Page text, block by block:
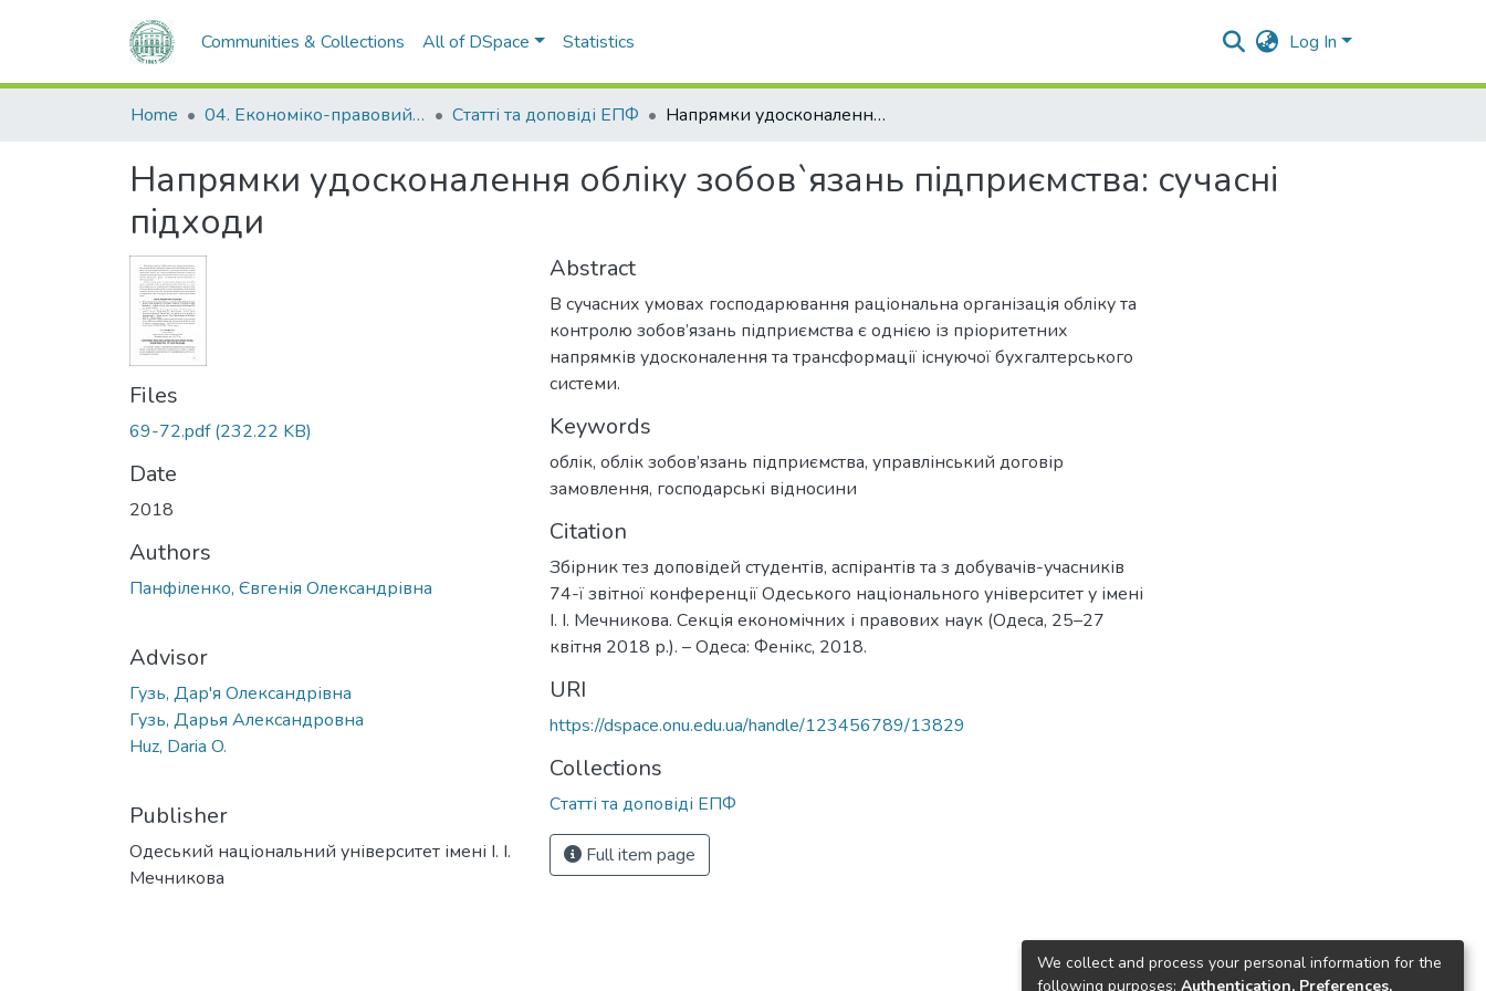
Communities & Collections All of DSpace Statistics Log In
Home 04. Економіко-правовий факультет Статті та доповіді ЕПФ Напрямки удосконалення обліку зобов`язань підприємства: сучасні підходи
Напрямки удосконалення обліку зобов`язань підприємства: сучасні
підходи
Files
69-72.pdf(232.22 KB)
Date
2018
Authors
Панфіленко, Євгенія Олександрівна
Advisor
Гузь, Дар'я Олександрівна
Гузь, Дарья Александровна
Huz, Daria O.
Publisher
Одеський національний університет імені І. І.
Мечникова
Abstract
В сучасних умовах господарювання раціональна організація обліку та
контролю зобов’язань підприємства є однією із пріоритетних
напрямків удосконалення та трансформації існуючої бухгалтерського
системи.
Keywords
облік, облік зобов’язань підприємства, управлінський договір
замовлення, господарські відносини
Citation
Збірник тез доповідей студентів, аспірантів та з добувачів-учасників
74-ї звітної конференції Одеського національного університет у імені
І. І. Мечникова. Секція економічних і правових наук (Одеса, 25–27
квітня 2018 р.). – Одеса: Фенікс, 2018.
URI
https://dspace.onu.edu.ua/handle/123456789/13829
Collections
Статті та доповіді ЕПФ
Full item page
We collect and process your personal information for the
following purposes: Authentication, Preferences,